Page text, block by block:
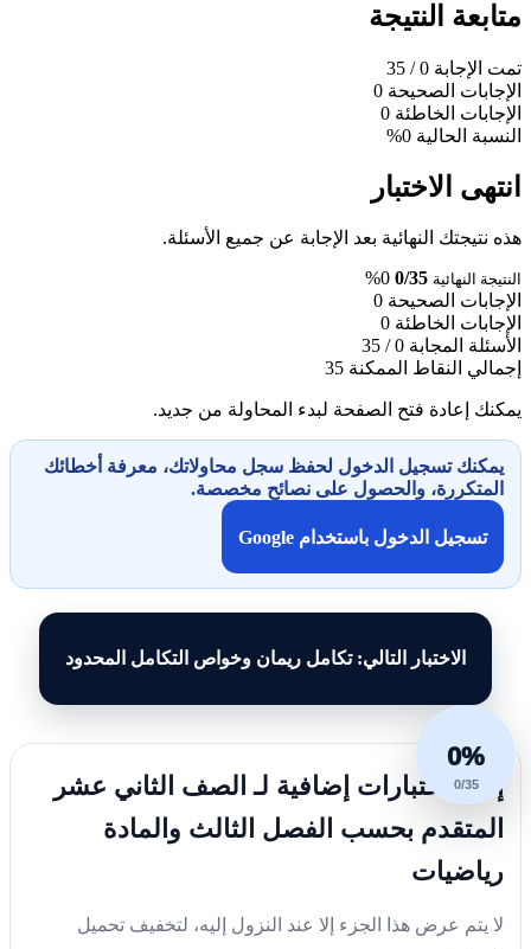
متابعة النتيجة
تمت الإجابة 0
/ 35
الإجابات الصحيحة 0
الإجابات الخاطئة 0
النسبة الحالية 0%
انتهى الاختبار
هذه نتيجتك النهائية بعد الإجابة عن جميع الأسئلة.
النتيجة النهائية 0/35
0%
الإجابات الصحيحة 0
الإجابات الخاطئة 0
الأسئلة المجابة 0 / 35
إجمالي النقاط الممكنة 35
يمكنك إعادة فتح الصفحة لبدء المحاولة من جديد.
يمكنك تسجيل الدخول لحفظ سجل محاولاتك، معرفة أخطائك
المتكررة، والحصول على نصائح مخصصة.
تسجيل الدخول باستخدام Google
الاختبار التالي: تكامل ريمان وخواص التكامل المحدود
0%
0/35
إليك اختبارات إضافية لـ الصف الثاني عشر
المتقدم بحسب الفصل الثالث والمادة
رياضيات
لا يتم عرض هذا الجزء إلا عند النزول إليه، لتخفيف تحميل